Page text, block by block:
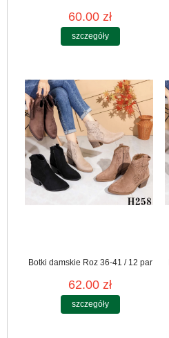
60.00 zł
szczegóły
Botki damskie Roz 36-41 / 12 par
62.00 zł
szczegóły